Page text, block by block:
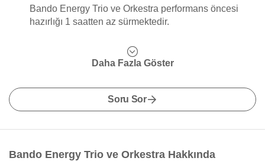
Bando Energy Trio ve Orkestra performans öncesi
hazırlığı 1 saatten az sürmektedir.
Daha Fazla Göster
Soru Sor
Bando Energy Trio ve Orkestra Hakkında